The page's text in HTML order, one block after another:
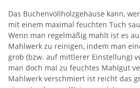
Das Buchenvollholzgehäuse kann,
mit einem maximal feuchten Tuch
Wenn man regelmäßig mahlt ist es
Mahlwerk zu reinigen, indem man
grob (bzw. auf mittlerer Einstellung)
man doch mal zu feuchtes Mahlgut
Mahlwerk verschmiert ist reicht das